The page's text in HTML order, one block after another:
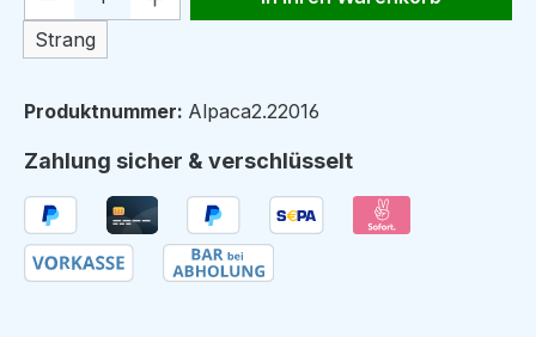
Strang
Produktnummer: Alpaca2.22016
Zahlung sicher & verschlüsselt